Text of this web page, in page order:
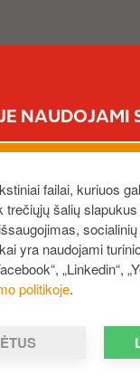
NAUDOJAMI
failai, kuriuos
trečiųjų šalių
yra naudojami
politikoje.